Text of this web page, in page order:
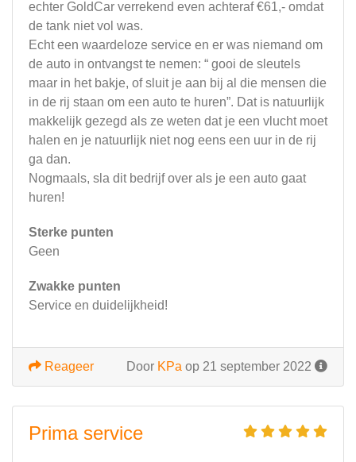
echter GoldCar verrekend even achteraf €61,- omdat
de tank niet vol was.
Echt een waardeloze service en er was niemand om
de auto in ontvangst te nemen: “ gooi de sleutels
maar in het bakje, of sluit je aan bij al die mensen die
in de rij staan om een auto te huren”. Dat is natuurlijk
makkelijk gezegd als ze weten dat je een vlucht moet
halen en je natuurlijk niet nog eens een uur in de rij
ga dan.
Nogmaals, sla dit bedrijf over als je een auto gaat
huren!
Sterke punten
Geen
Zwakke punten
Service en duidelijkheid!
Door KPa op 21 september 2022
Reageer
Prima service